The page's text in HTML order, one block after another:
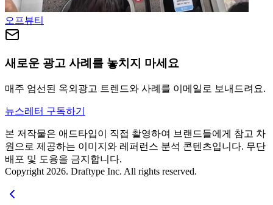
오프뷰티
새로운 광고 사례를 놓치지 마세요
매주 엄선된 옥외광고 트렌드와 사례를 이메일로 보내드려요.
뉴스레터 구독하기
본 저작물은 애드타입이 직접 촬영하여 브랜드들에게 참고 차
원으로 제공하는 이미지와 레퍼런스 분석 콘텐츠입니다. 무단
배포 및 도용을 금지합니다.
Copyright 2026. Draftype Inc. All rights reserved.